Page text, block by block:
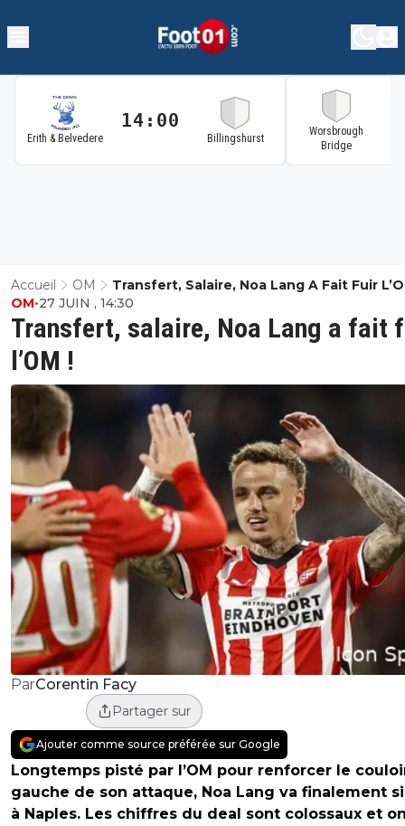
Erith & Belvedere
14:00
Billingshurst
Worsbrough
Bridge
Accueil OM Transfert, Salaire, Noa Lang A Fait Fuir
Transfert, salaire, Noa Lang a fait
l’OM !
OM•27 JUIN , 14:30
ParCorentin Facy
Partager sur
Ajouter comme source préférée sur Google
Longtemps pisté par l’OM pour renforcer le
gauche de son attaque, Noa Lang va finalement
à Naples. Les chiffres du deal sont colossaux et